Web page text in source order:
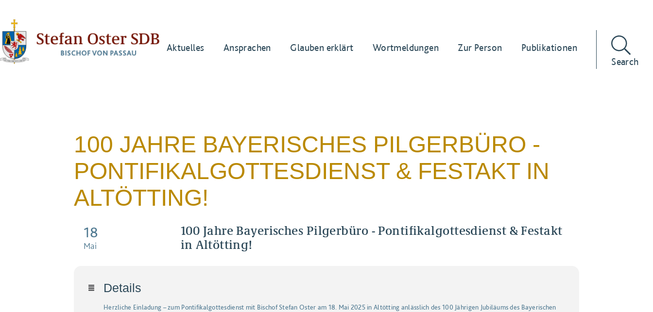
Aktuelles Ansprachen Glauben erklärt Wortmeldungen Zur Person
Publikationen
Search
100 JAHRE BAYERISCHES PILGERBÜRO -
PONTIFIKALGOTTESDIENST & FESTAKT IN
ALTÖTTING!
18
Mai
100 Jahre Bayerisches Pilgerbüro - Pontifikalgottesdienst & Festakt
in Altötting!
Details
Herzliche Einladung – zum Pontifikalgottesdienst mit Bischof Stefan Oster am 18. Mai 2025 in Altötting anlässlich des 100 Jährigen Jubiläums des Bayerischen